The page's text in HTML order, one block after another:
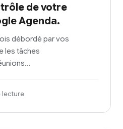
de votre
Agenda.
débordé par vos
les tâches
lecture